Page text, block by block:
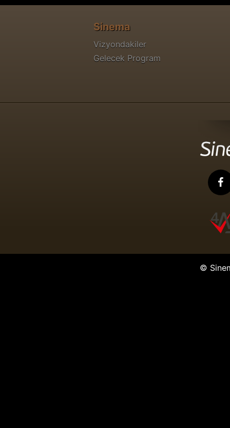
Sinema
Vizyondakiler
Gelecek Program
©